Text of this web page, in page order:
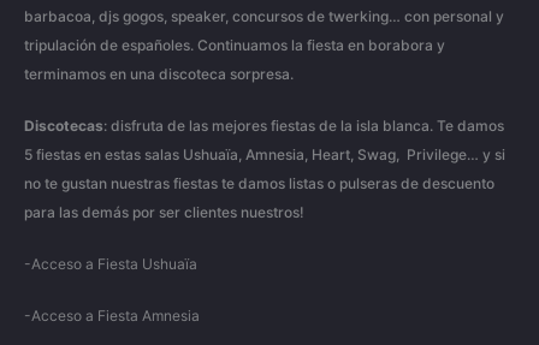
barbacoa, djs gogos, speaker, concursos de twerking… con personal y
tripulación de españoles. Continuamos la fiesta en borabora y
terminamos en una discoteca sorpresa.
Discotecas: disfruta de las mejores fiestas de la isla blanca. Te damos
5 fiestas en estas salas Ushuaïa, Amnesia, Heart, Swag, Privilege… y si
no te gustan nuestras fiestas te damos listas o pulseras de descuento
para las demás por ser clientes nuestros!
-Acceso a Fiesta Ushuaïa
-Acceso a Fiesta Amnesia